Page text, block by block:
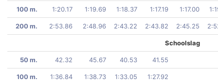
100 m. 1:20.17 1:19.69 1:18.37 1:17.19 1:17.00
200 m. 2:53.86 2:48.96 2:43.22 2:43.82 2:45.25
Schoolslag
50 m. 42.32 45.67 40.53 41.55
100 m. 1:36.84 1:38.73 1:33.05 1:27.92